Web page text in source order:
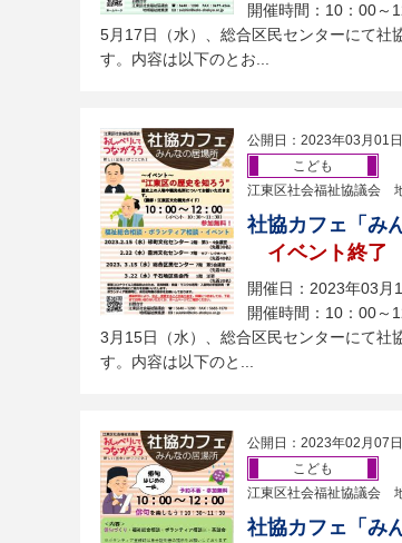
開催時間：10：00～
5月17日（水）、総合区民センターにて社
す。内容は以下のとお...
公開日：2023年03月01日
こども
江東区社会福祉協議会
社協カフェ「み
イベント終了
開催日：2023年03月
開催時間：10：00～
3​月15日（水）、総合区民センターにて社
す。内容は以下のと...
公開日：2023年02月07日
こども
江東区社会福祉協議会
社協カフェ「み